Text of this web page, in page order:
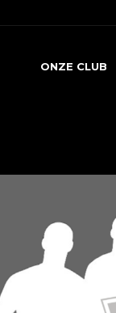
ONZE CLUB